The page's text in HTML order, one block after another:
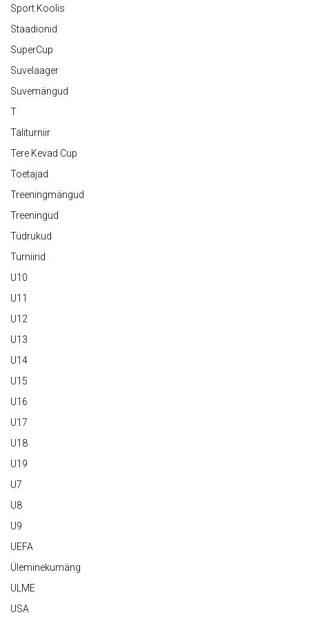
Sport Koolis
Staadionid
SuperCup
Suvelaager
Suvemängud
T
Taliturniir
Tere Kevad Cup
Toetajad
Treeningmängud
Treeningud
Tüdrukud
Turniirid
U10
U11
U12
U13
U14
U15
U16
U17
U18
U19
U7
U8
U9
UEFA
Üleminekumäng
ULME
USA